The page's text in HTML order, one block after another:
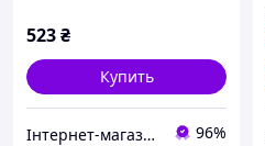
523₴
Купить
Інтернет-магазин KupiVse 96%